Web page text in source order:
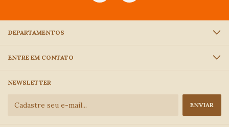
DEPARTAMENTOS
ENTRE EM CONTATO
NEWSLETTER